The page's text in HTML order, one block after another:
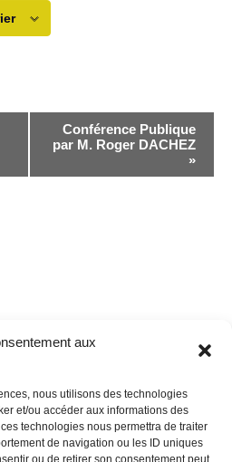
aux
nous utilisons des technologies
et/ou accéder aux informations des
technologies nous permettra de traiter
de navigation ou les ID uniques
ou de retirer son consentement peut
Conférence Publique
par M. Roger DACHEZ
»
Opéra